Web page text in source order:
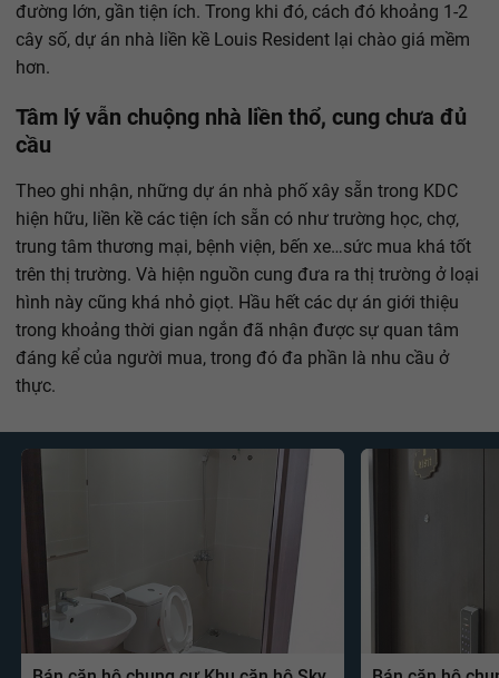
đường lớn, gần tiện ích. Trong khi đó, cách đó khoảng 1-2
cây số, dự án nhà liền kề Louis Resident lại chào giá mềm
hơn.
Tâm lý vẫn chuộng nhà liền thổ, cung chưa đủ
cầu
Theo ghi nhận, những dự án nhà phố xây sẵn trong KDC
hiện hữu, liền kề các tiện ích sẵn có như trường học, chợ,
trung tâm thương mại, bệnh viện, bến xe…sức mua khá tốt
trên thị trường. Và hiện nguồn cung đưa ra thị trường ở loại
hình này cũng khá nhỏ giọt. Hầu hết các dự án giới thiệu
trong khoảng thời gian ngắn đã nhận được sự quan tâm
đáng kể của người mua, trong đó đa phần là nhu cầu ở
thực.